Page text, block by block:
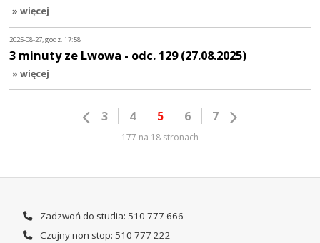
» więcej
2025-08-27, godz. 17:58
3 minuty ze Lwowa - odc. 129 (27.08.2025)
» więcej
3 4 5 6 7
177 na 18 stronach
Zadzwoń do studia: 510 777 666
Czujny non stop: 510 777 222